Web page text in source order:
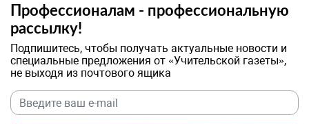
Профессионалам - профессиональную
рассылку!
Подпишитесь, чтобы получать актуальные новости и
специальные предложения от «Учительской газеты»,
не выходя из почтового ящика